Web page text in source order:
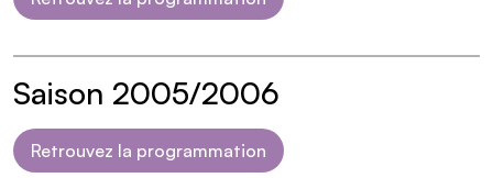
Saison 2005/2006
Retrouvez la programmation